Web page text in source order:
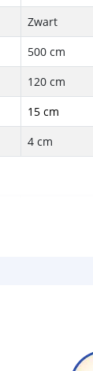
Zwart
500 cm
120 cm
15 cm
4 cm